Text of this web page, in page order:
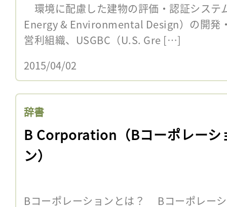
環境に配慮した建物の評価・認証システ
Energy & Environmental Design）の開発
営利組織、USGBC（U.S. Gre […]
2015/04/02
辞書
B Corporation（Bコーポレーシ
ン）
Bコーポレーションとは？ Bコーポレー